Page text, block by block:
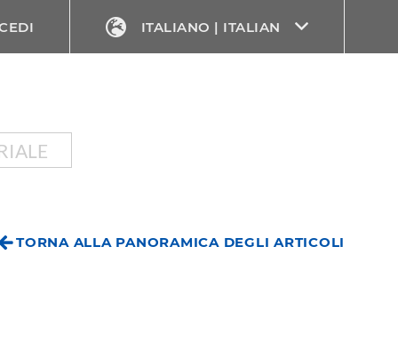
ITALIANO | ITALIAN
TORNA ALLA PANORAMICA DEGLI ARTICOLI